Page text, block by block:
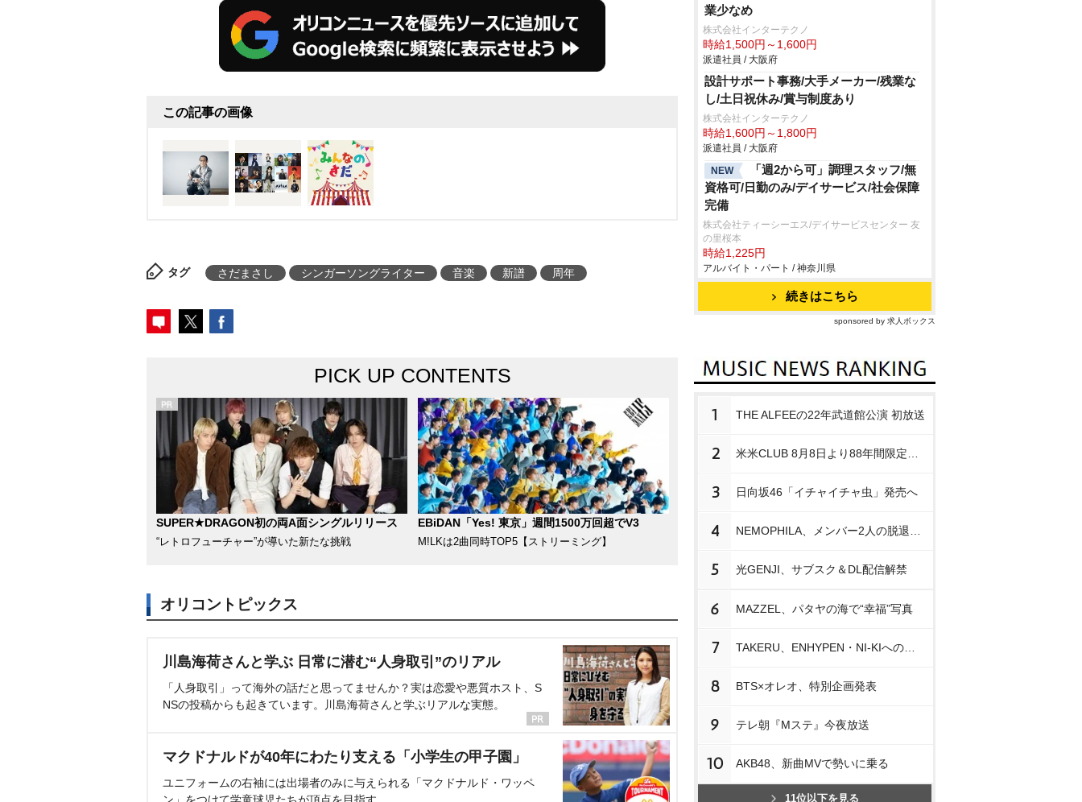
この記事の画像
タグ さだまさし シンガーソングライター 音楽 新譜 周年
PICK UP CONTENTS
SUPER★DRAGON初の両A面シングルリリース
“レトロフューチャー”が導いた新たな挑戦
EBiDAN「Yes! 東京」週間1500万回超でV3
M!LKは2曲同時TOP5【ストリーミング】
オリコントピックス
川島海荷さんと学ぶ 日常に潜む“人身取引”のリアル
「人身取引」って海外の話だと思ってませんか？実は恋愛や悪質ホスト、S
NSの投稿からも起きています。川島海荷さんと学ぶリアルな実態。
マクドナルドが40年にわたり支える「小学生の甲子園」
ユニフォームの右袖には出場者のみに与えられる「マクドナルド・ワッペ
ン」をつけて学童球児たちが頂点を目指す
業少なめ
株式会社インターテクノ
時給1,500円～1,600円
派遣社員 / 大阪府
設計サポート事務/大手メーカー/残業な
し/土日祝休み/賞与制度あり
株式会社インターテクノ
時給1,600円～1,800円
派遣社員 / 大阪府
NEW
「週2から可」調理スタッフ/無
資格可/日勤のみ/デイサービス/社会保障
完備
株式会社ティーシーエス/デイサービスセンター 友
の里桜本
時給1,225円
アルバイト・パート / 神奈川県
続きはこちら
sponsored by 求人ボックス
1 THE ALFEEの22年武道館公演 初放送
2
3 日向坂46「イチャイチャ虫」発売へ
4
5 光GENJI、サブスク＆DL配信解禁
6 MAZZEL、パタヤの海で“幸福”写真
7
8 BTS×オレオ、特別企画発表
9 テレ朝『Mステ』今夜放送
10 AKB48、新曲MVで勢いに乗る
11位以下を見る